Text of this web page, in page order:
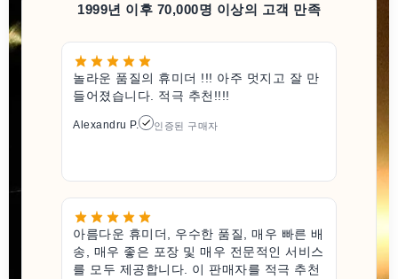
1999년 이후 70,000명 이상의 고객 만족
놀라운 품질의 휴미더 !!! 아주 멋지고 잘 만
들어졌습니다. 적극 추천!!!!
Alexandru P. 인증된 구매자
아름다운 휴미더, 우수한 품질, 매우 빠른 배
송, 매우 좋은 포장 및 매우 전문적인 서비스
를 모두 제공합니다. 이 판매자를 적극 추천